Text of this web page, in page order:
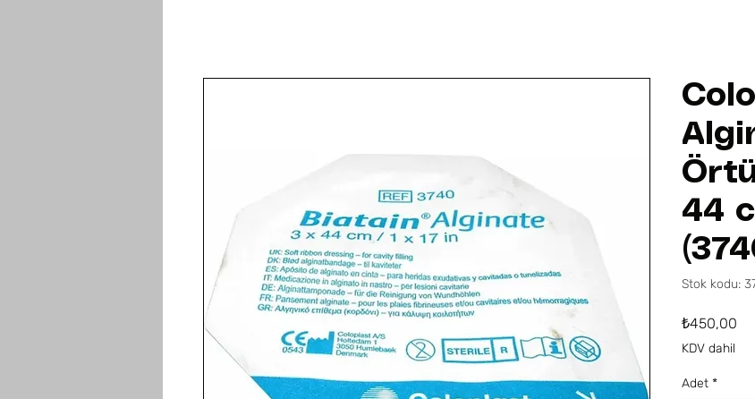
44
Stok kodu:
₺450,00
KDV dahil
Adet *